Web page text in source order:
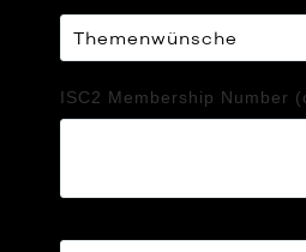
ISC2 Membership Number